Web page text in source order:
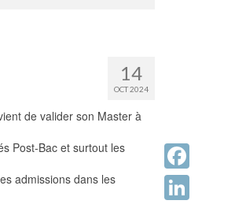
14
OCT 2024
de valider son Master à
Post-Bac et surtout les
admissions dans les
Facebook